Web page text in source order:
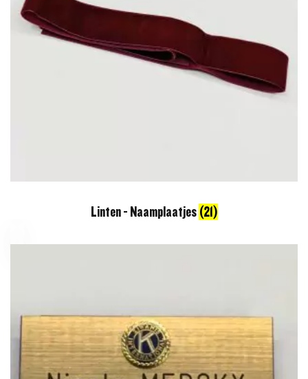
Linten - Naamplaatjes (21)